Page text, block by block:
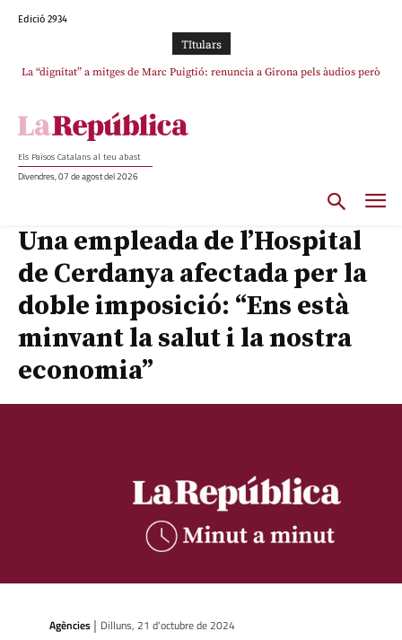
Edició 2934
TItulars
La “dignitat” a mitges de Marc Puigtió: renuncia a Girona pels àudios però
Junts exigeix que Catalunya quedi “fora” del repartiment dels menors
Els Països Catalans al teu abast
Divendres, 07 de agost del 2026
Una empleada de l’Hospital
de Cerdanya afectada per la
doble imposició: “Ens està
minvant la salut i la nostra
economia”
Agències | Dilluns, 21 d'octubre de 2024